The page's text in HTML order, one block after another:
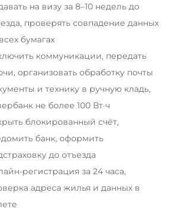
на визу за 8–10 недель до
проверять совпадение данных
бумагах
коммуникации, передать
организовать обработку почты
и технику в ручную кладь,
не более 100 Вт·ч
блокированный счёт,
банк, оформить
до отъезда
регистрация за 24 часа,
адреса жилья и данных в